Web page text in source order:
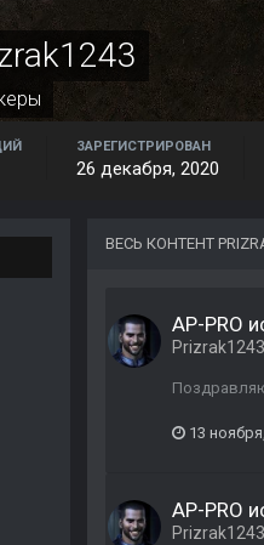
ЗАРЕГИСТРИРОВАН
26 декабря, 2020
ВЕСЬ КОНТЕНТ
AP-PRO
Prizrak1243
13
AP-PRO
Prizrak1243